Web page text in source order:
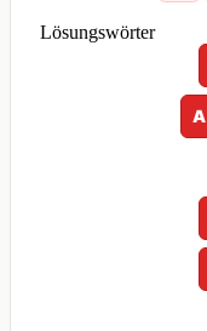
Lösungswörter
A